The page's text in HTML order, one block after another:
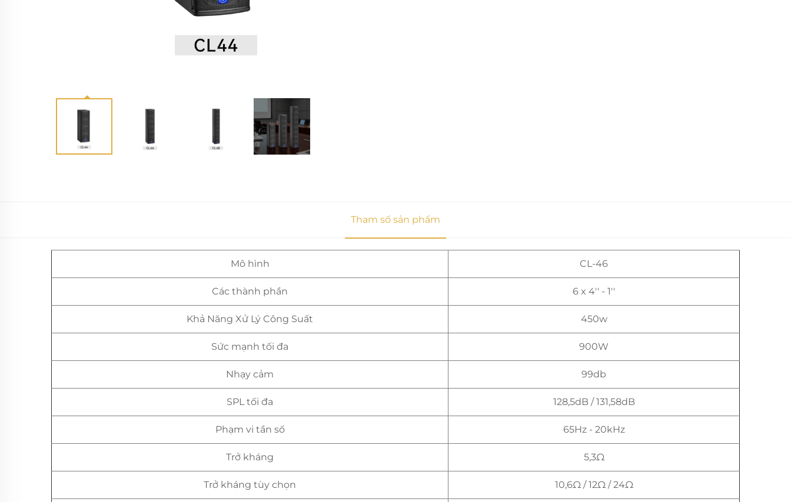
Tham số sản phẩm
Mô hình CL-46
Các thành phần 6 x 4'' - 1''
Khả Năng Xử Lý Công Suất 450w
Sức mạnh tối đa 900W
Nhạy cảm 99db
SPL tối đa 128,5dB / 131,58dB
Phạm vi tần số 65Hz - 20kHz
Trở kháng 5,3Ω
Trở kháng tùy chọn 10,6Ω / 12Ω / 24Ω